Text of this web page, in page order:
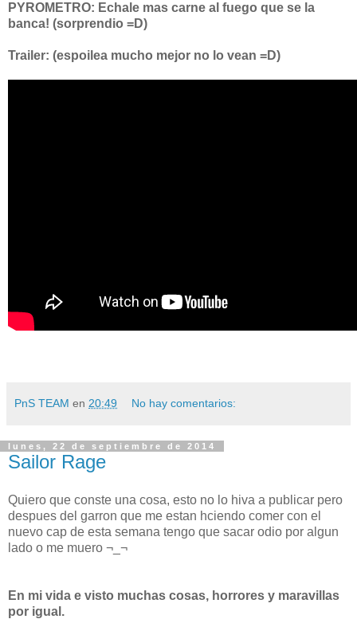
PYROMETRO: Echale mas carne al fuego que se la
banca! (sorprendio =D)
Trailer: (espoilea mucho mejor no lo vean =D)
PnS TEAM en 20:49 No hay comentarios:
lunes, 22 de septiembre de 2014
Sailor Rage
Quiero que conste una cosa, esto no lo hiva a publicar pero
despues del garron que me estan hciendo comer con el
nuevo cap de esta semana tengo que sacar odio por algun
lado o me muero ¬_¬
En mi vida e visto muchas cosas, horrores y maravillas
por igual.